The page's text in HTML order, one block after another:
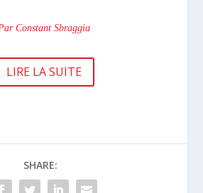
Constant Sbraggia
LIRE LA SUITE
SHARE: